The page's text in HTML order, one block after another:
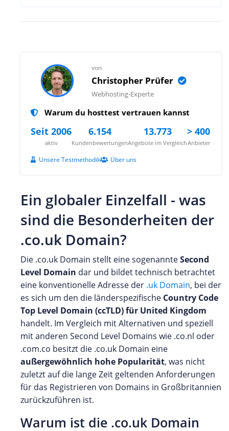
von
Christopher Prüfer
Webhosting-Experte
Warum du hosttest vertrauen kannst
Seit 2006
aktiv
6.154
Kundenbewertungen
13.773
Angebote im Vergleich
> 400
Anbieter
Unsere Testmethodik Über uns
Ein globaler Einzelfall - was
sind die Besonderheiten der
.co.uk Domain?
Die .co.uk Domain stellt eine sogenannteSecond
Level Domain dar und bildet technisch betrachtet
eine konventionelle Adresse der .uk Domain, bei der
es sich um den die länderspezifische Country Code
Top Level Domain (ccTLD) für United Kingdom
handelt. Im Vergleich mit Alternativen und speziell
mit anderen Second Level Domains wie .co.nl oder
.com.co besitzt die .co.uk Domain eine
außergewöhnlich hohe Popularität, was nicht
zuletzt auf die lange Zeit geltenden Anforderungen
für das Registrieren von Domains in Großbritannien
zurückzuführen ist.
Warum ist die .co.uk Domain